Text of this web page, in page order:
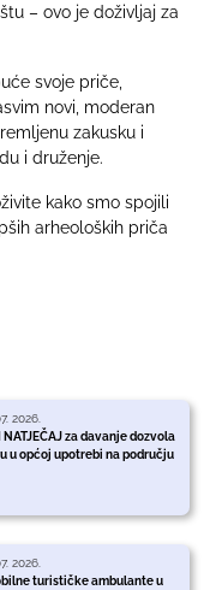
– ovo je doživljaj za
svoje priče,
novi, moderan
zakusku i
i druženje.
kako smo spojili
arheoloških priča
2026.
NATJEČAJ za davanje dozvola
u općoj upotrebi na području
2026.
turističke ambulante u